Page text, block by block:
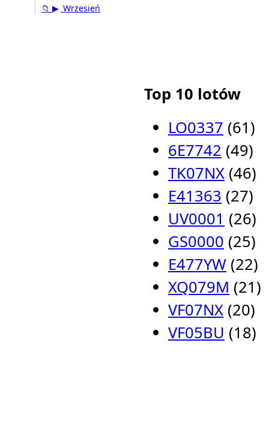
📁 ▶ Wrzesień
Top 10 lotów
LO0337 (61)
6E7742 (49)
TK07NX (46)
E41363 (27)
UV0001 (26)
GS0000 (25)
E477YW (22)
XQ079M (21)
VF07NX (20)
VF05BU (18)